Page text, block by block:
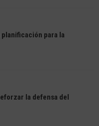
para la
la defensa del